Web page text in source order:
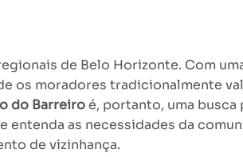
de Belo Horizonte. Com
os moradores tradicionalmente
do Barreiroé, portanto, uma
as necessidades da
de vizinhança.